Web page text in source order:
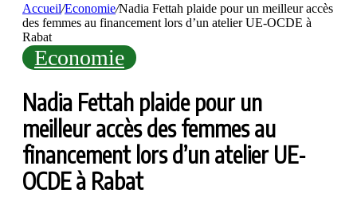
Accueil/Economie/Nadia Fettah plaide pour un meilleur accès
des femmes au financement lors d’un atelier UE-OCDE à
Rabat
Economie
Nadia Fettah plaide pour un
meilleur accès des femmes au
financement lors d’un atelier UE-
OCDE à Rabat